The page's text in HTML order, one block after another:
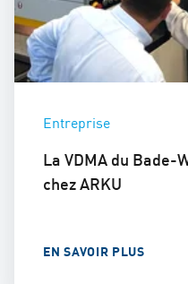
Entreprise
La VDMA du
chez ARKU
EN SAVOIR PLUS